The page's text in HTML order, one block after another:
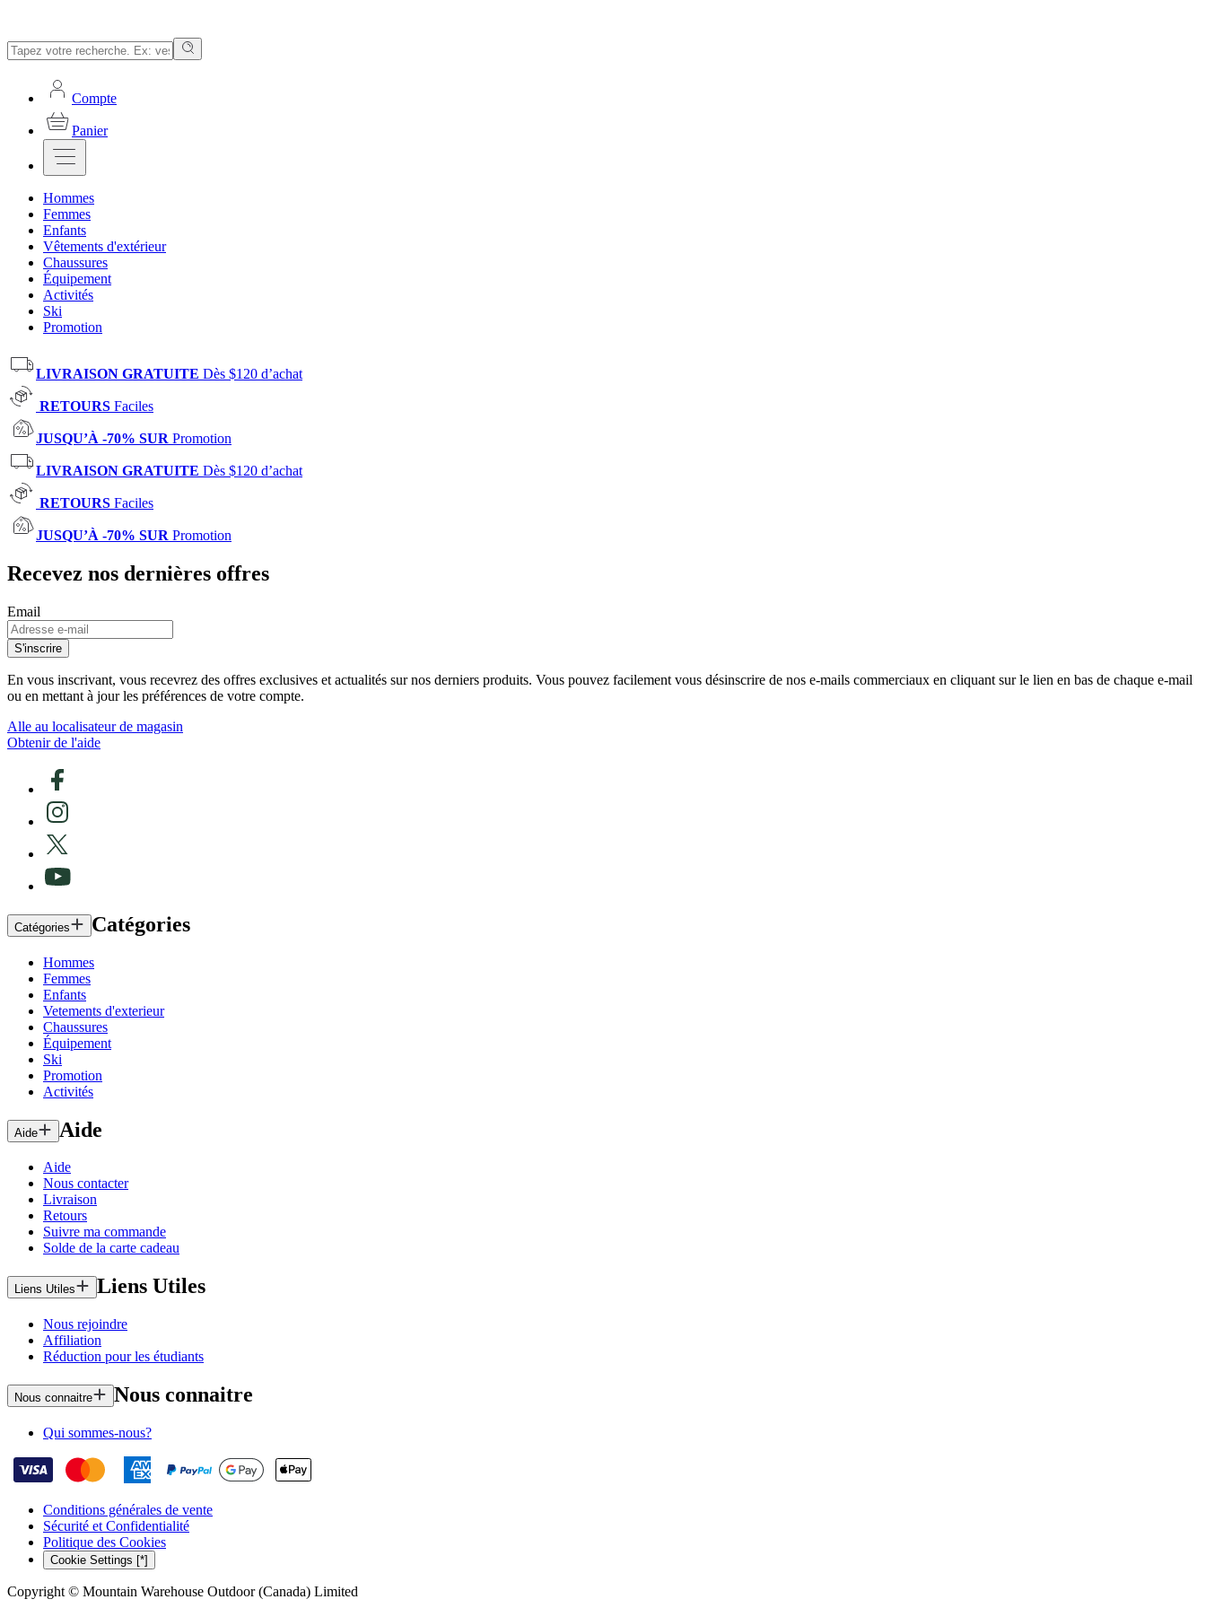
Compte
Panier
Hommes
Femmes
Enfants
Vêtements d'extérieur
Chaussures
Équipement
Activités
Ski
Promotion
LIVRAISON GRATUITE Dès $120 d’achat
RETOURS Faciles
JUSQU’À -70% SUR Promotion
LIVRAISON GRATUITE Dès $120 d’achat
RETOURS Faciles
JUSQU’À -70% SUR Promotion
Recevez nos dernières offres
Email
S'inscrire
En vous inscrivant, vous recevrez des offres exclusives et actualités sur nos derniers produits. Vous pouvez facilement vous désinscrire de nos e-mails commerciaux en cliquant sur le lien en bas de chaque e-mail
ou en mettant à jour les préférences de votre compte.
Alle au localisateur de magasin
Obtenir de l'aide
Catégories Catégories
Hommes
Femmes
Enfants
Vetements d'exterieur
Chaussures
Équipement
Ski
Promotion
Activités
Aide Aide
Aide
Nous contacter
Livraison
Retours
Suivre ma commande
Solde de la carte cadeau
Liens Utiles Liens Utiles
Nous rejoindre
Affiliation
Réduction pour les étudiants
Nous connaitre Nous connaitre
Qui sommes-nous?
Conditions générales de vente
Sécurité et Confidentialité
Politique des Cookies
Cookie Settings [*]
Copyright © Mountain Warehouse Outdoor (Canada) Limited